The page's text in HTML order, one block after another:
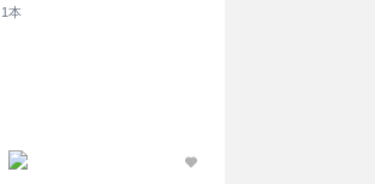
1本